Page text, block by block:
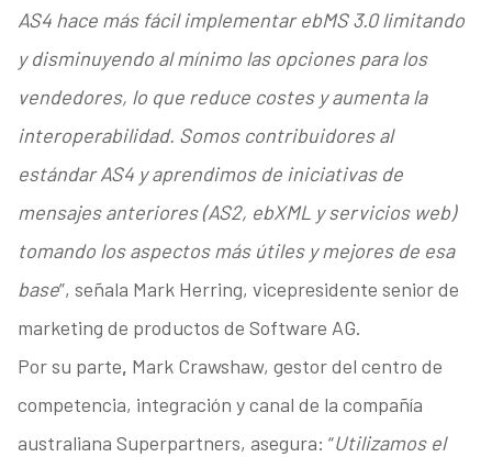
AS4 hace más fácil implementar ebMS 3.0 limitando
y disminuyendo al mínimo las opciones para los
vendedores, lo que reduce costes y aumenta la
interoperabilidad. Somos contribuidores al
estándar AS4 y aprendimos de iniciativas de
mensajes anteriores (AS2, ebXML y servicios web)
tomando los aspectos más útiles y mejores de esa
base”, señala Mark Herring, vicepresidente senior de
marketing de productos de Software AG.
Por su parte, Mark Crawshaw, gestor del centro de
competencia, integración y canal de la compañía
australiana Superpartners, asegura: “Utilizamos el